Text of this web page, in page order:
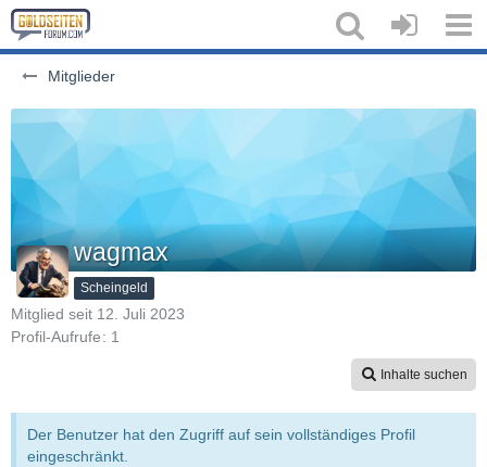
Mitglieder
wagmax
Scheingeld
Mitglied seit 12. Juli 2023
Profil-Aufrufe
1
Inhalte suchen
Der Benutzer hat den Zugriff auf sein vollständiges Profil
eingeschränkt.